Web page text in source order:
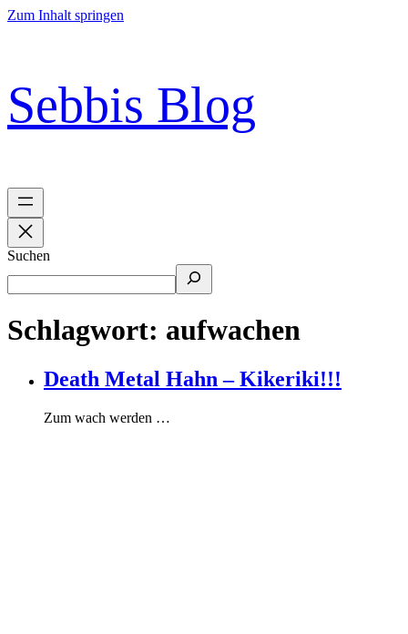
Zum Inhalt springen
Sebbis Blog
Suchen
Schlagwort: aufwachen
Death Metal Hahn – Kikeriki!!!
Zum wach werden …